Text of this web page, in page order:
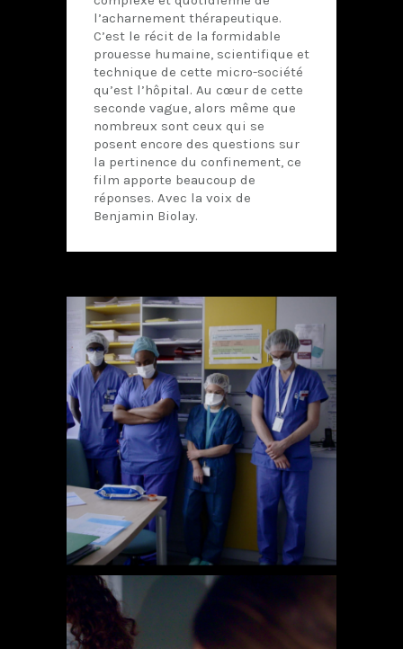
l’acharnement thérapeutique.
C’est le récit de la formidable
prouesse humaine, scientifique et
technique de cette micro-société
qu’est l’hôpital. Au cœur de cette
seconde vague, alors même que
nombreux sont ceux qui se
posent encore des questions sur
la pertinence du confinement, ce
film apporte beaucoup de
réponses. Avec la voix de
Benjamin Biolay.